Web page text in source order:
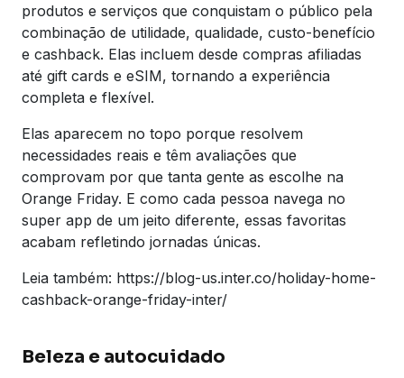
produtos e serviços que conquistam o público pela
combinação de utilidade, qualidade, custo-benefício
e cashback. Elas incluem desde compras afiliadas
até gift cards e eSIM, tornando a experiência
completa e flexível.
Elas aparecem no topo porque resolvem
necessidades reais e têm avaliações que
comprovam por que tanta gente as escolhe na
Orange Friday. E como cada pessoa navega no
super app de um jeito diferente, essas favoritas
acabam refletindo jornadas únicas.
Leia também: https://blog-us.inter.co/holiday-home-
cashback-orange-friday-inter/
Beleza e autocuidado